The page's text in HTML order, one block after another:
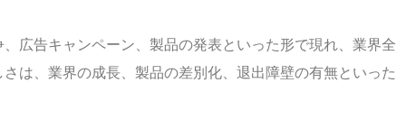
広告キャンペーン、製品の発表といった形で現れ、業界全
は、業界の成長、製品の差別化、退出障壁の有無といった